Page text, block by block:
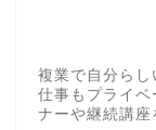
複業で自分ら
仕事もプライベ
ナーや継続講座